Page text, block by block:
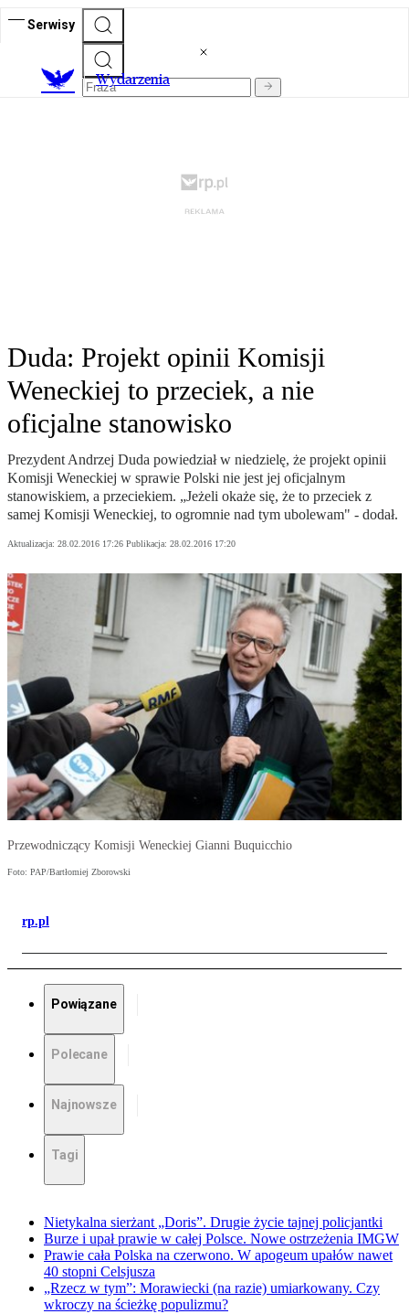
Serwisy
Wydarzenia
Duda: Projekt opinii Komisji
Weneckiej to przeciek, a nie
oficjalne stanowisko
Prezydent Andrzej Duda powiedział w niedzielę, że projekt opinii
Komisji Weneckiej w sprawie Polski nie jest jej oficjalnym
stanowiskiem, a przeciekiem. „Jeżeli okaże się, że to przeciek z
samej Komisji Weneckiej, to ogromnie nad tym ubolewam" - dodał.
Aktualizacja: 28.02.2016 17:26 Publikacja: 28.02.2016 17:20
Przewodniczący Komisji Weneckiej Gianni Buquicchio
Foto: PAP/Bartłomiej Zborowski
rp.pl
Powiązane
Polecane
Najnowsze
Tagi
Nietykalna sierżant „Doris”. Drugie życie tajnej policjantki
Burze i upał prawie w całej Polsce. Nowe ostrzeżenia IMGW
Prawie cała Polska na czerwono. W apogeum upałów nawet
40 stopni Celsjusza
„Rzecz w tym”: Morawiecki (na razie) umiarkowany. Czy
wkroczy na ścieżkę populizmu?